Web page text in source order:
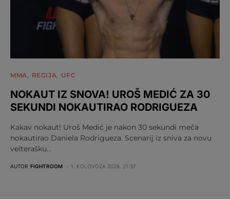
MMA REGIJA UFC
NOKAUT IZ SNOVA! UROŠ MEDIĆ ZA 30
SEKUNDI NOKAUTIRAO RODRIGUEZA
Kakav nokaut! Uroš Medić je nakon 30 sekundi meča
nokautirao Daniela Rodrigueza. Scenarij iz sniva za novu
velterašku…
AUTOR FIGHTROOM 1. KOLOVOZA 2026. 21:37